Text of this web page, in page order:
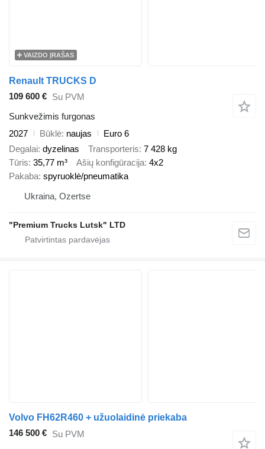
VAIZDO ĮRAŠAS
Renault TRUCKS D
109 600 € Su PVM
Sunkvežimis furgonas
2027
Būklė naujas
Euro 6
Degalai dyzelinas Transporteris 7 428 kg
Tūris 35,77 m³ Ašių konfigūracija 4x2
Pakaba spyruoklė/pneumatika
Ukraina, Ozertse
"Premium Trucks Lutsk" LTD
Volvo FH62R460 + užuolaidinė priekaba
146 500 € Su PVM